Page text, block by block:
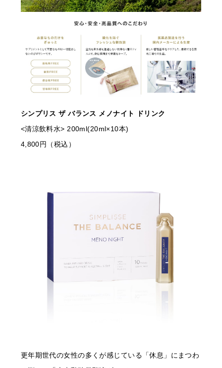
シンプリス ザ バランス メノナイト ドリンク
<清涼飲料水> 200ml(20ml×10本)
4,800円（税込）
更年期世代の女性の多くが感じている「休息」にまつわ